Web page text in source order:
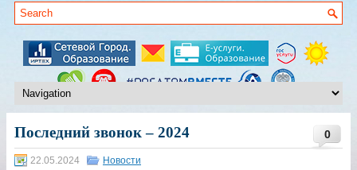
0
Последний звонок – 2024
22.05.2024 Новости